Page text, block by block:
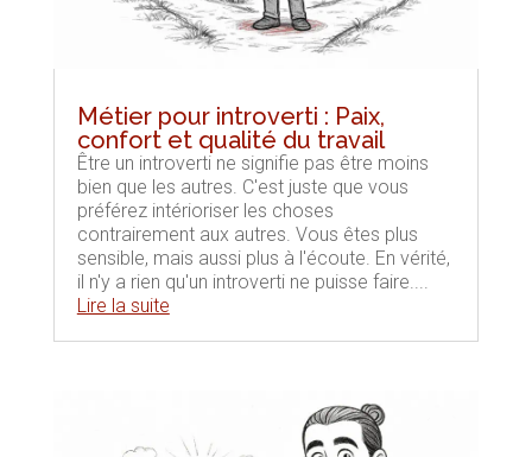
Métier pour introverti : Paix,
confort et qualité du travail
Être un introverti ne signifie pas être moins
bien que les autres. C'est juste que vous
préférez intérioriser les choses
contrairement aux autres. Vous êtes plus
sensible, mais aussi plus à l'écoute. En vérité,
il n'y a rien qu'un introverti ne puisse faire....
Lire la suite